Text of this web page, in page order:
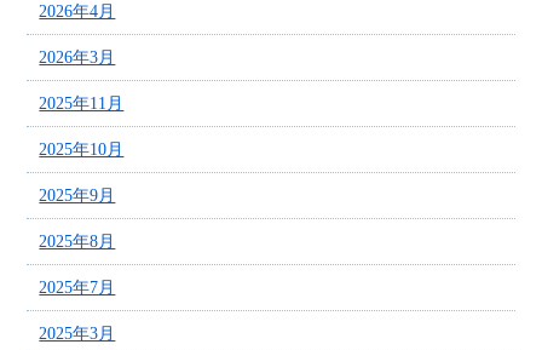
2026年4月
2026年3月
2025年11月
2025年10月
2025年9月
2025年8月
2025年7月
2025年3月